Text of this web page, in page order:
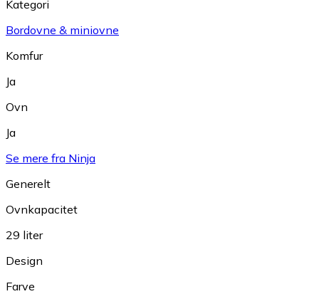
Kategori
Bordovne & miniovne
Komfur
Ja
Ovn
Ja
Se mere fra Ninja
Generelt
Ovnkapacitet
29 liter
Design
Farve